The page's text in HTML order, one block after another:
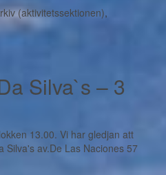
(aktivitetssektionen),
Silva`s – 3
13.00. Vi har gledjan att
Silva's av.De Las Naciones 57